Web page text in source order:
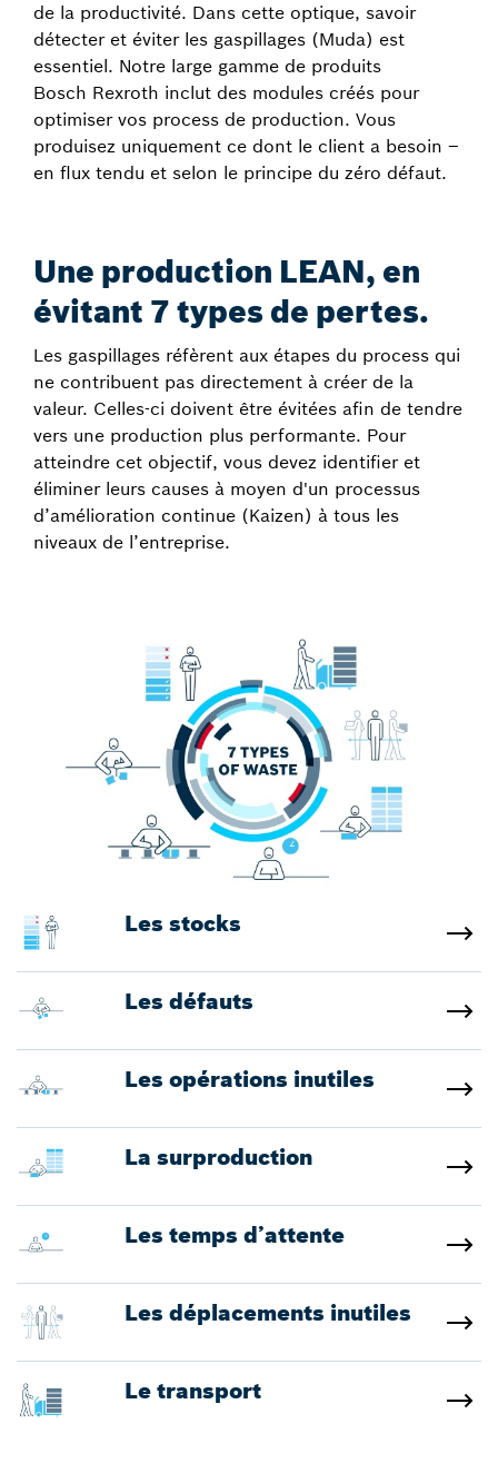
de la productivité. Dans cette optique, savoir
détecter et éviter les gaspillages (Muda) est
essentiel. Notre large gamme de produits
Bosch Rexroth inclut des modules créés pour
optimiser vos process de production. Vous
produisez uniquement ce dont le client a besoin –
en flux tendu et selon le principe du zéro défaut.
Une production LEAN, en
évitant 7 types de pertes.
Les gaspillages réfèrent aux étapes du process qui
ne contribuent pas directement à créer de la
valeur. Celles-ci doivent être évitées afin de tendre
vers une production plus performante. Pour
atteindre cet objectif, vous devez identifier et
éliminer leurs causes à moyen d'un processus
d’amélioration continue (Kaizen) à tous les
niveaux de l’entreprise.
Les stocks
Les défauts
Les opérations inutiles
La surproduction
Les temps d’attente
Les déplacements inutiles
Le transport